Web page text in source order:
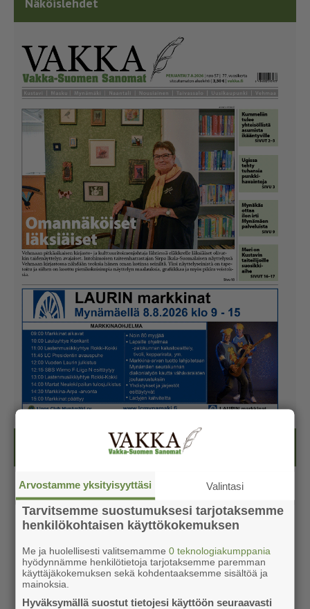
Kesälehti (ilmainen)
Arvostamme yksityisyyttäsi Valintasi
Tarvitsemme suostumuksesi tarjotaksemme
henkilökohtaisen käyttökokemuksen
Me ja huolellisesti valitsemamme0 teknologiakumppania
hyödynnämme henkilötietoja tarjotaksemme paremman
käyttäjäkokemuksen sekä kohdentaaksemme sisältöä ja
mainoksia.
Hyväksymällä suostut tietojesi käyttöön seuraavasti